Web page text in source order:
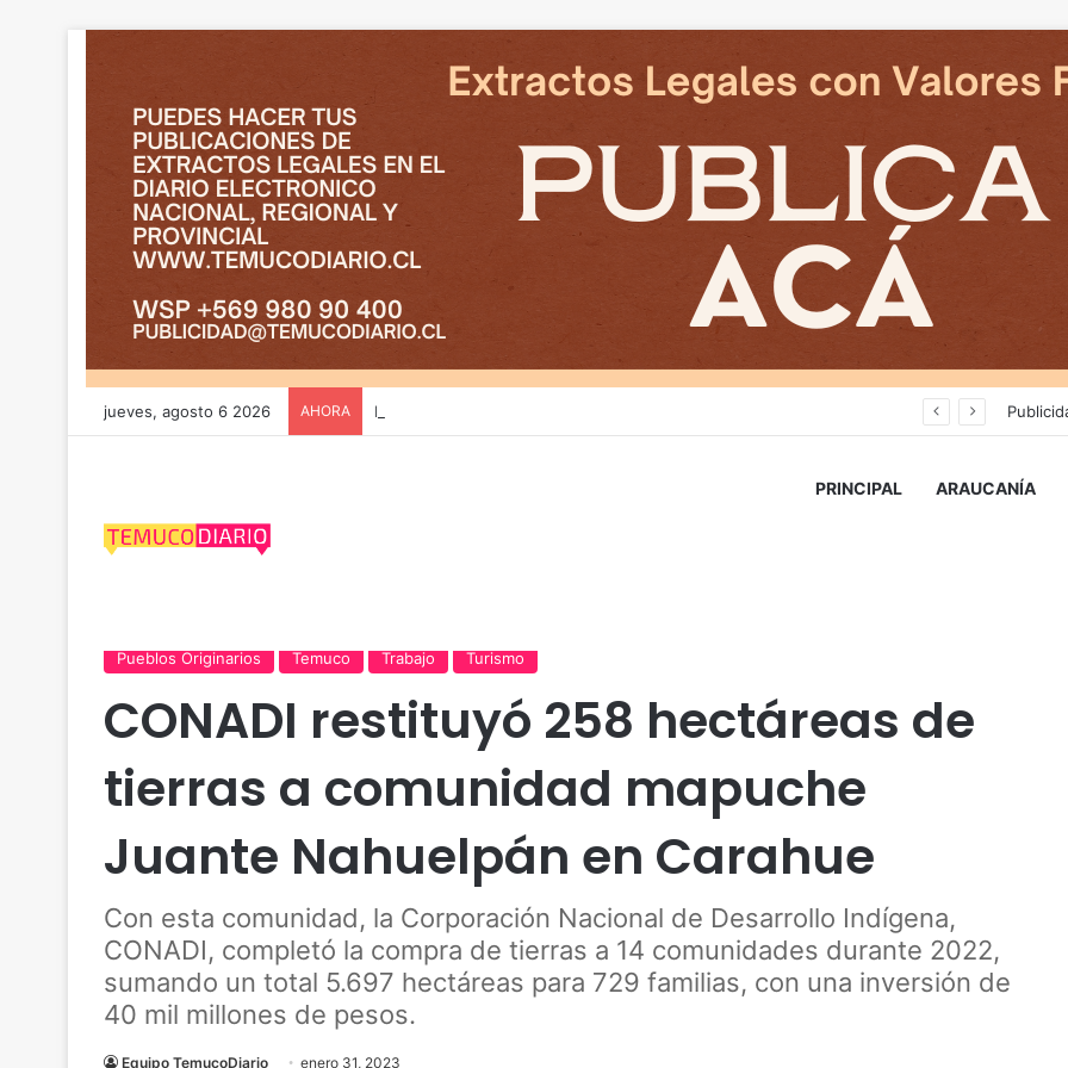
jueves, agosto 6 2026 AHORA
PRINCIPAL ARAUCANÍA
Pueblos Originarios
Temuco Trabajo Turismo
CONADI restituyó 258 hectáreas de
tierras a comunidad mapuche
Juante Nahuelpán en Carahue
Con esta comunidad, la Corporación Nacional de Desarrollo Indígena,
CONADI, completó la compra de tierras a 14 comunidades durante 2022,
sumando un total 5.697 hectáreas para 729 familias, con una inversión de
40 mil millones de pesos.
Equipo TemucoDiario enero 31, 2023